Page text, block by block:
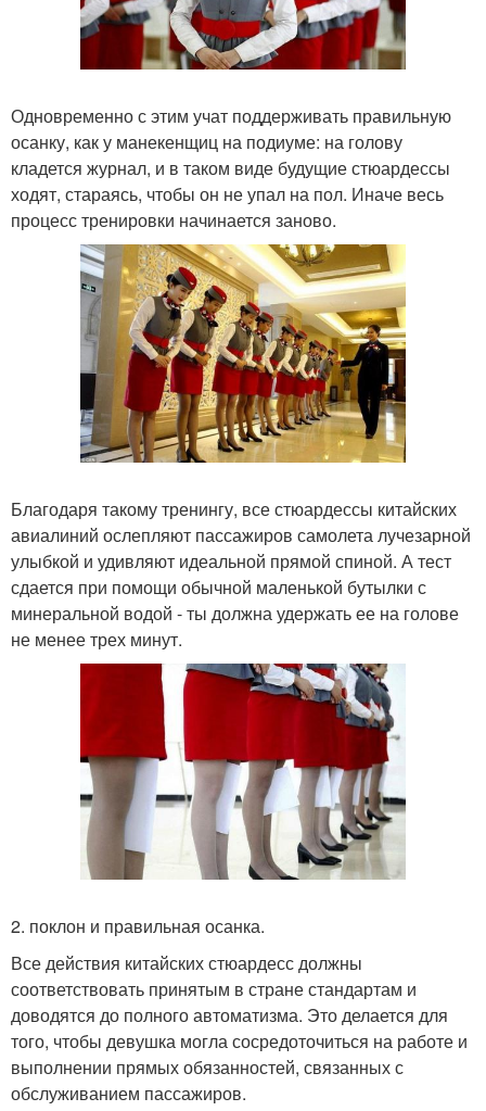
Одновременно с этим учат поддерживать правильную
осанку, как у манекенщиц на подиуме: на голову
кладется журнал, и в таком виде будущие стюардессы
ходят, стараясь, чтобы он не упал на пол. Иначе весь
процесс тренировки начинается заново.
Благодаря такому тренингу, все стюардессы китайских
авиалиний ослепляют пассажиров самолета лучезарной
улыбкой и удивляют идеальной прямой спиной. А тест
сдается при помощи обычной маленькой бутылки с
минеральной водой - ты должна удержать ее на голове
не менее трех минут.
2. поклон и правильная осанка.
Все действия китайских стюардесс должны
соответствовать принятым в стране стандартам и
доводятся до полного автоматизма. Это делается для
того, чтобы девушка могла сосредоточиться на работе и
выполнении прямых обязанностей, связанных с
обслуживанием пассажиров.